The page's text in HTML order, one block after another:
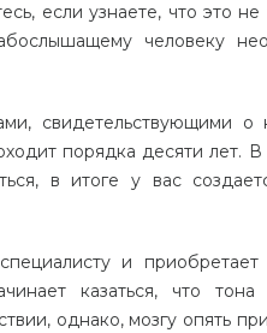
если узнаете, что это не
человеку
свидетельствующими о
порядка десяти лет.
в итоге у вас
и приобретает
казаться, что
однако, мозгу опять